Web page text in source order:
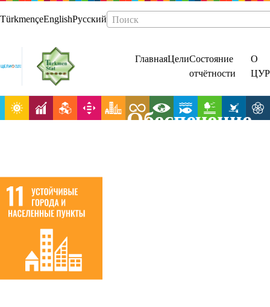
TürkmençeEnglishРусский Поиск
ГлавнаяЦелиСостояние
отчётности
О
ЦУР
Обеспечение